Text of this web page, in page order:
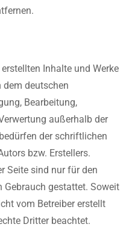
Inhalte und Werke
dem deutschen
Bearbeitung,
außerhalb der
der schriftlichen
bzw. Erstellers.
Seite sind nur für den
Gebrauch gestattet. Soweit
vom Betreiber erstellt
Dritter beachtet.